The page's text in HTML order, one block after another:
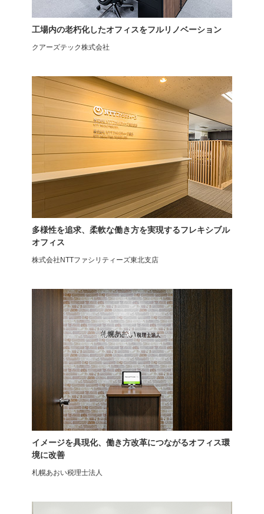
ensemblebase L T I 2段ワゴ
ン LIVING HOUSE×オフィス
ensemblebase L T I フリーア
ドレスデスク幅1200mm専用
LIVING HOUSE×オフィスコ
フリーアドレスデスク
ミーティングテーブル
メティオ
レシル
メティオ
工場内の老朽化したオフィスをフルリノベーション
クアーズテック株式会社
多様性を追求、柔軟な働き方を実現するフレキシブル
オフィス
株式会社NTTファシリティーズ東北支店
イメージを具現化、働き方改革につながるオフィス環
境に改善
札幌あおい税理士法人